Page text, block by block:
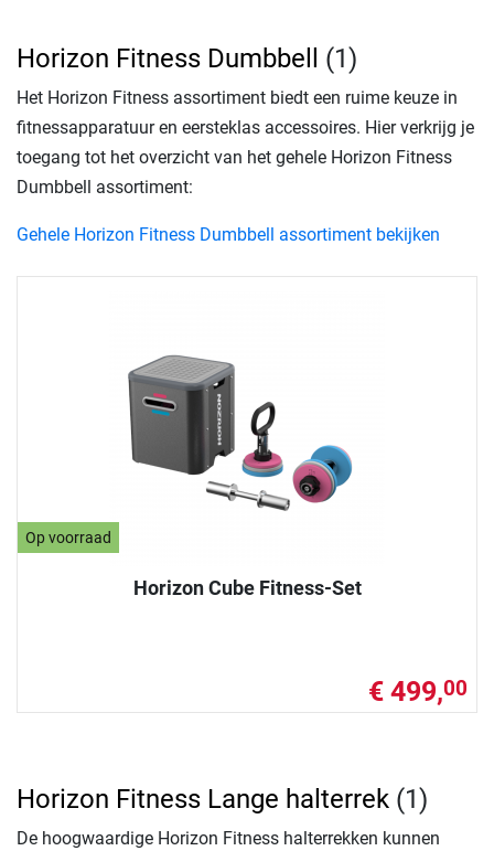
Op voorraad
Horizon Cube Fitness-Set
€ 499,00
Horizon Fitness Dumbbell (1)
Het Horizon Fitness assortiment biedt een ruime keuze in
fitnessapparatuur en eersteklas accessoires. Hier verkrijg je
toegang tot het overzicht van het gehele Horizon Fitness
Dumbbell assortiment:
Gehele Horizon Fitness Dumbbell assortiment bekijken
Horizon Fitness Lange halterrek (1)
De hoogwaardige Horizon Fitness halterrekken kunnen